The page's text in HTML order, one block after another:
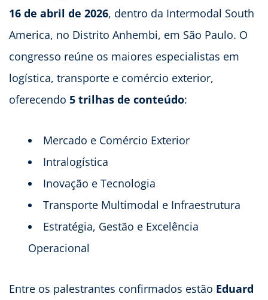
16 de abril de 2026, dentro da Intermodal South
America, no Distrito Anhembi, em São Paulo. O
congresso reúne os maiores especialistas em
logística, transporte e comércio exterior,
oferecendo 5 trilhas de conteúdo:
Mercado e Comércio Exterior
Intralogística
Inovação e Tecnologia
Transporte Multimodal e Infraestrutura
Estratégia, Gestão e Excelência
Operacional
Entre os palestrantes confirmados estão Eduard